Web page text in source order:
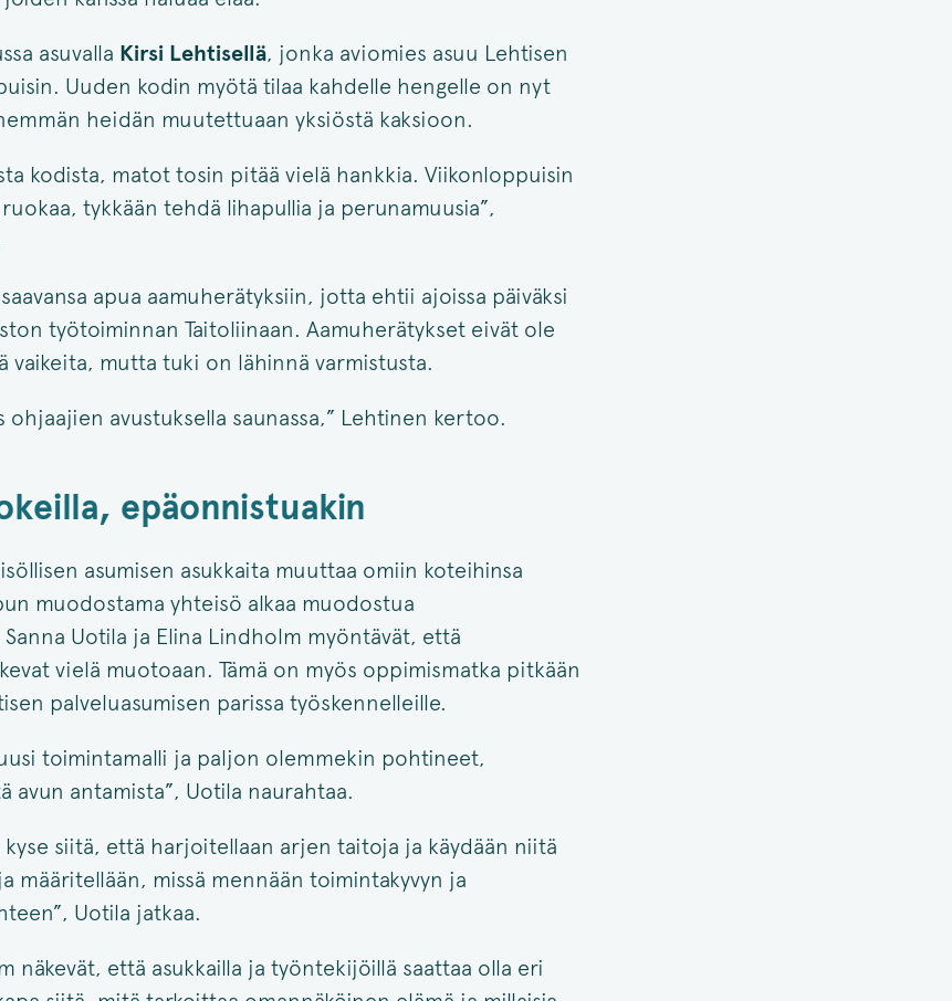
asuvalla Kirsi Lehtisellä, jonka aviomies asuu Lehtisen
Uuden kodin myötä tilaa kahdelle hengelle on nyt
heidän muutettuaan yksiöstä kaksioon.
kodista, matot tosin pitää vielä hankkia. Viikonloppuisin
tykkään tehdä lihapullia ja perunamuusia”,
apua aamuherätyksiin, jotta ehtii ajoissa päiväksi
työtoiminnan Taitoliinaan. Aamuherätykset eivät ole
vaikeita, mutta tuki on lähinnä varmistusta.
ohjaajien avustuksella saunassa,” Lehtinen kertoo.
epäonnistuakin
asumisen asukkaita muuttaa omiin koteihinsa
muodostama yhteisö alkaa muodostua
Uotila ja Elina Lindholm myöntävät, että
vielä muotoaan. Tämä on myös oppimismatka pitkään
palveluasumisen parissa työskennelleille.
toimintamalli ja paljon olemmekin pohtineet,
avun antamista”, Uotila naurahtaa.
kyse siitä, että harjoitellaan arjen taitoja ja käydään niitä
määritellään, missä mennään toimintakyvyn ja
Uotila jatkaa.
näkevät, että asukkailla ja työntekijöillä saattaa olla eri